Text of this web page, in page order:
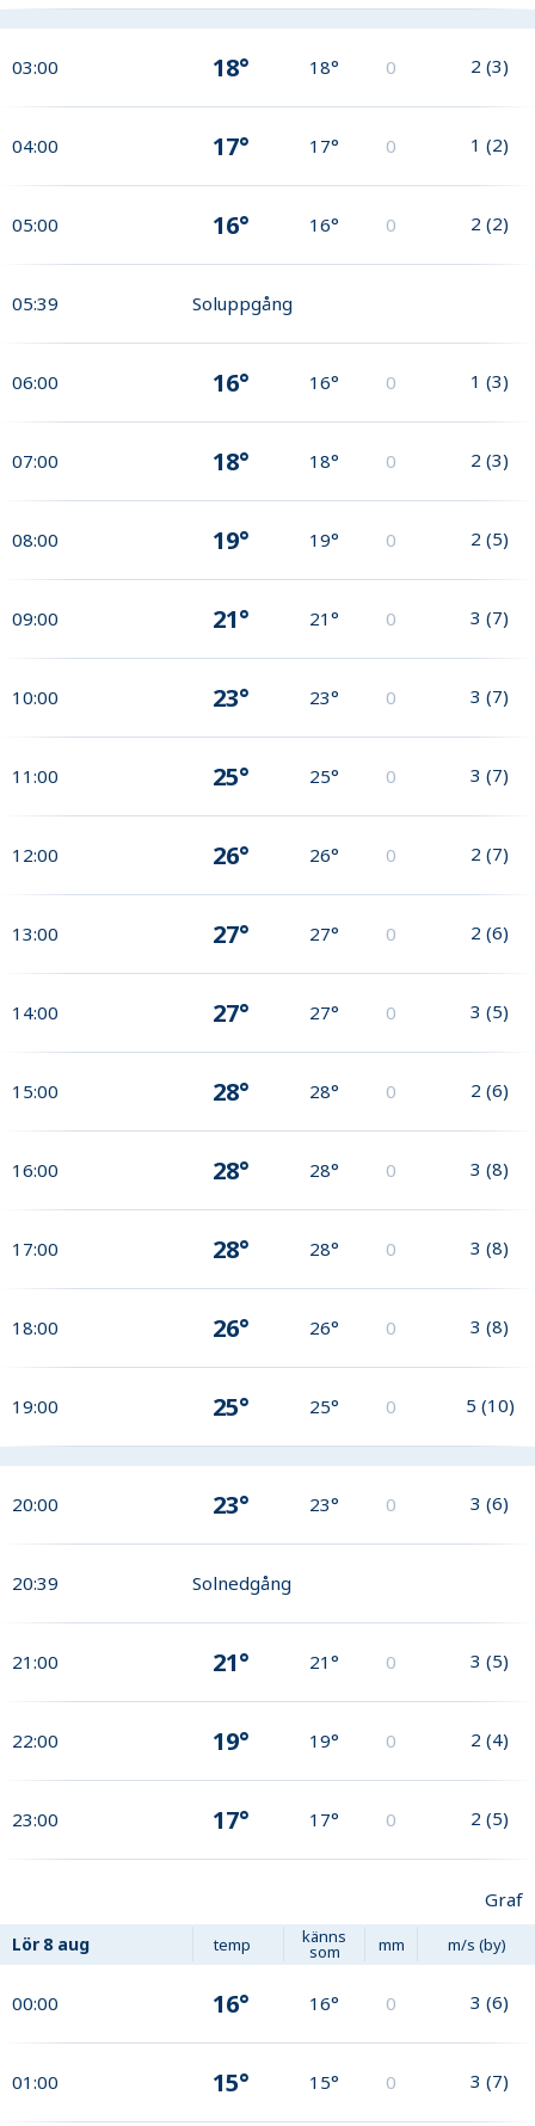
03:00 18° 18° 0 2 (3)
04:00 17° 17° 0 1 (2)
05:00 16° 16° 0 2 (2)
05:39 Soluppgång
06:00 16° 16° 0 1 (3)
07:00 18° 18° 0 2 (3)
08:00 19° 19° 0 2 (5)
09:00 21° 21° 0 3 (7)
10:00 23° 23° 0 3 (7)
11:00 25° 25° 0 3 (7)
12:00 26° 26° 0 2 (7)
13:00 27° 27° 0 2 (6)
14:00 27° 27° 0 3 (5)
15:00 28° 28° 0 2 (6)
16:00 28° 28° 0 3 (8)
17:00 28° 28° 0 3 (8)
18:00 26° 26° 0 3 (8)
19:00 25° 25° 0 5 (10)
20:00 23° 23° 0 3 (6)
20:39 Solnedgång
21:00 21° 21° 0 3 (5)
22:00 19° 19° 0 2 (4)
23:00 17° 17° 0 2 (5)
Graf
Lör 8 aug temp känns
som mm m/s (by)
00:00 16° 16° 0 3 (6)
01:00 15° 15° 0 3 (7)